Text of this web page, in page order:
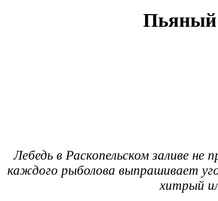
Пьяный
Лебедь в Раскопельском заливе
каждого рыболова выпрашивает
хитрый